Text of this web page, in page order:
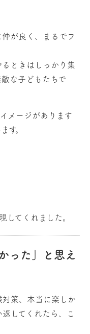
が良く、まるでフ
ときはしっかり集
な子どもたちで
メージがあります
す。
してくれました。
った」と思え
策、本当に楽しか
してくれたら、こ